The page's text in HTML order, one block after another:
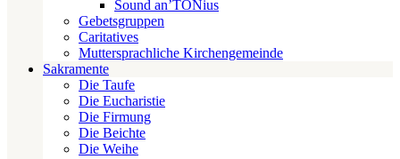
Sound an’TONius
Gebetsgruppen
Caritatives
Muttersprachliche Kirchengemeinde
Sakramente
Die Taufe
Die Eucharistie
Die Firmung
Die Beichte
Die Weihe